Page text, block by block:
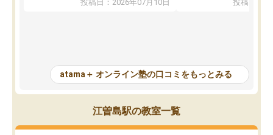
かった。また問題演習の際に、自分が
が、自分で自分の管理ができない人に
とっては難しい部分もあるのではない
かと思った。
投稿日：2026年07月10日
項目のおかげで、手軽
元数が可視化されるので
しながら意欲的に取り組
常に効果を実感している
すめできる塾です。
投稿日：
atama＋ オンライン塾の口コミをもっとみる
江曽島駅の教室一覧